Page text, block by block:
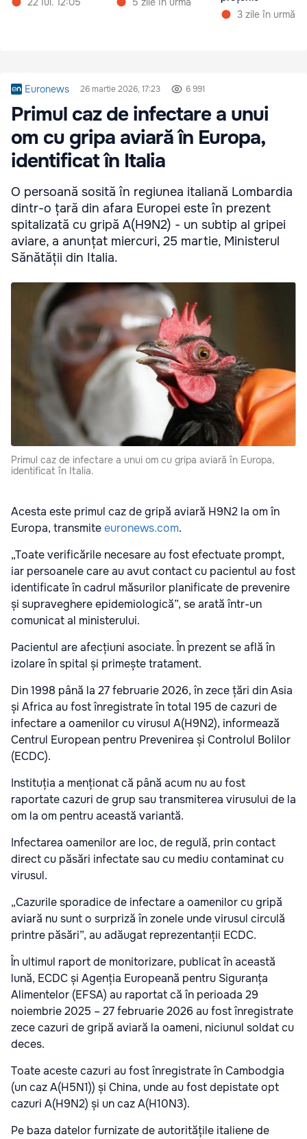
3 zile în urmă
Euronews 26 martie 2026, 17:23 6 991
Primul caz de infectare a unui
om cu gripa aviară în Europa,
identificat în Italia
O persoană sosită în regiunea italiană Lombardia
dintr-o țară din afara Europei este în prezent
spitalizată cu gripă A(H9N2) - un subtip al gripei
aviare, a anunțat miercuri, 25 martie, Ministerul
Sănătății din Italia.
Primul caz de infectare a unui om cu gripa aviară în Europa,
identificat în Italia.
Acesta este primul caz de gripă aviară H9N2 la om în
Europa, transmiteeuronews.com.
„Toate verificările necesare au fost efectuate prompt,
iar persoanele care au avut contact cu pacientul au fost
identificate în cadrul măsurilor planificate de prevenire
și supraveghere epidemiologică”, se arată într-un
comunicat al ministerului.
Pacientul are afecțiuni asociate. În prezent se află în
izolare în spital și primește tratament.
Din 1998 până la 27 februarie 2026, în zece țări din Asia
și Africa au fost înregistrate în total 195 de cazuri de
infectare a oamenilor cu virusul A(H9N2), informează
Centrul European pentru Prevenirea și Controlul Bolilor
(ECDC).
Instituția a menționat că până acum nu au fost
raportate cazuri de grup sau transmiterea virusului de la
om la om pentru această variantă.
Infectarea oamenilor are loc, de regulă, prin contact
direct cu păsări infectate sau cu mediu contaminat cu
virusul.
„Cazurile sporadice de infectare a oamenilor cu gripă
aviară nu sunt o surpriză în zonele unde virusul circulă
printre păsări”, au adăugat reprezentanții ECDC.
În ultimul raport de monitorizare, publicat în această
lună, ECDC și Agenția Europeană pentru Siguranța
Alimentelor (EFSA) au raportat că în perioada 29
noiembrie 2025 – 27 februarie 2026 au fost înregistrate
zece cazuri de gripă aviară la oameni, niciunul soldat cu
deces.
Toate aceste cazuri au fost înregistrate în Cambodgia
(un caz A(H5N1)) și China, unde au fost depistate opt
cazuri A(H9N2) și un caz A(H10N3).
Pe baza datelor furnizate de autoritățile italiene de